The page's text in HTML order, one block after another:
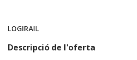
LOGIRAIL
Descripció de l'oferta